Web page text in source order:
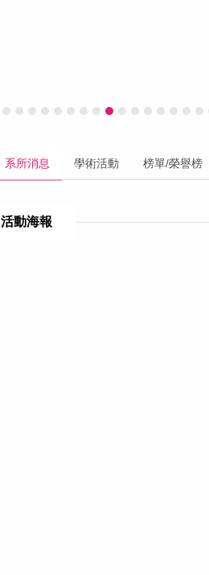
系所消息 學術活動 榜單/榮譽榜
活動海報